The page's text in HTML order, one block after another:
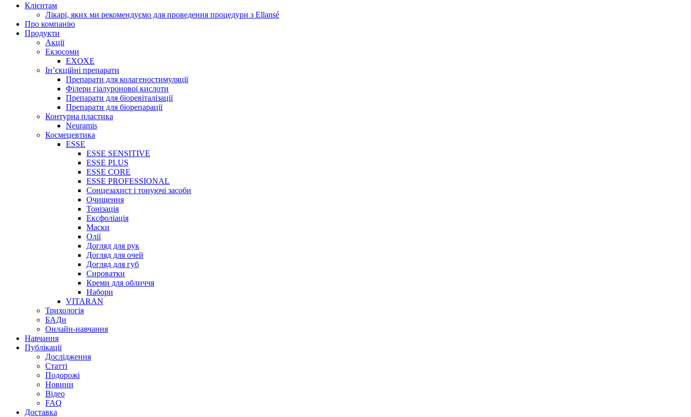
Клієнтам
Лікарі, яких ми рекомендуємо для проведення процедури з Ellansé
Про компанію
Продукти
Акції
Екзосоми
EXOXE
Ін’єкційні препарати
Препарати для колагеностимуляції
Філери гіалуронової кислоти
Препарати для біоревіталізації
Препарати для біорепарації
Контурна пластика
Neuramis
Космецевтика
ESSE
ESSE SENSITIVE
ESSE PLUS
ESSE CORE
ESSE PROFESSIONAL
Сонцезахист і тонуючі засоби
Очищення
Тонізація
Ексфоліація
Маски
Олії
Догляд для рук
Догляд для очей
Догляд для губ
Сироватки
Креми для обличчя
Набори
VITARAN
Трихологія
БАДи
Онлайн-навчання
Навчання
Публікації
Дослідження
Статті
Подорожі
Новини
Відео
FAQ
Доставка